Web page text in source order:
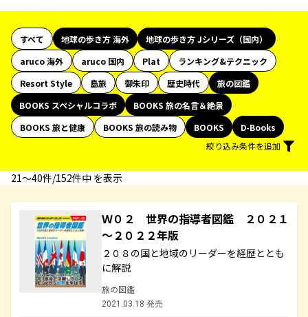
すべて 地球の歩き方 海外
地球の歩き方 Jシリーズ（国内）
aruco 海外
aruco 国内 Plat
ランキング&テクニック
Resort Style
島旅 御朱印 歴史時代
旅の図鑑
BOOKS スペシャルコラボ
BOOKS 旅の名言＆絶景
BOOKS 旅と健康
BOOKS 旅の読み物 BOOKS
D-Books
絞り込み条件を追加
21〜40件/152件中 を表示
Ｗ０２ 世界の指導者図鑑 ２０２１
～２０２２年版
２０８の国と地域のリーダーを経歴ととも
に解説
旅の図鑑
2021.03.18 発売